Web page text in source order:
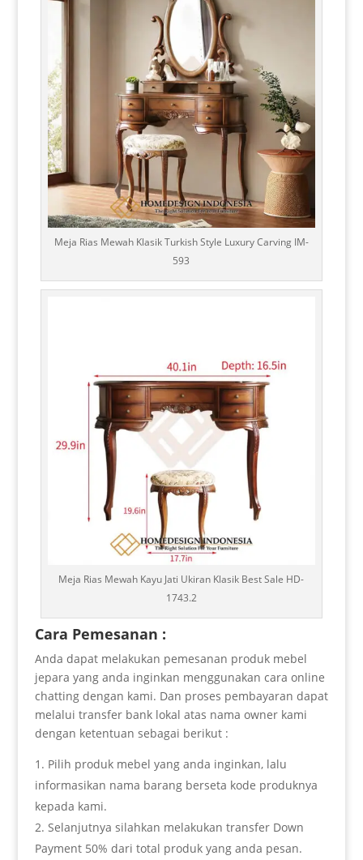
Meja Rias Mewah Klasik Turkish Style Luxury Carving IM-
593
Meja Rias Mewah Kayu Jati Ukiran Klasik Best Sale HD-
1743.2
Cara Pemesanan :
Anda dapat melakukan pemesanan produk mebel
jepara yang anda inginkan menggunakan cara online
chatting dengan kami. Dan proses pembayaran dapat
melalui transfer bank lokal atas nama owner kami
dengan ketentuan sebagai berikut :
Pilih produk mebel yang anda inginkan, lalu
informasikan nama barang berseta kode produknya
kepada kami.
Selanjutnya silahkan melakukan transfer Down
Payment 50% dari total produk yang anda pesan.